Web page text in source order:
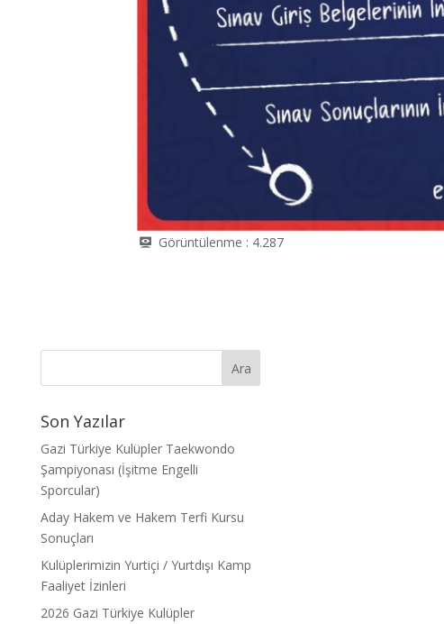
Görüntülenme : 4.287
Son Yazılar
Gazi Türkiye Kulüpler Taekwondo
Şampiyonası (İşitme Engelli
Sporcular)
Aday Hakem ve Hakem Terfi Kursu
Sonuçları
Kulüplerimizin Yurtiçi / Yurtdışı Kamp
Faaliyet İzinleri
2026 Gazi Türkiye Kulüpler